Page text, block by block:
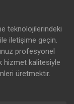
teknolojilerindeki
iletişime geçin.
profesyonel
hizmet kalitesiyle
üretmektir.